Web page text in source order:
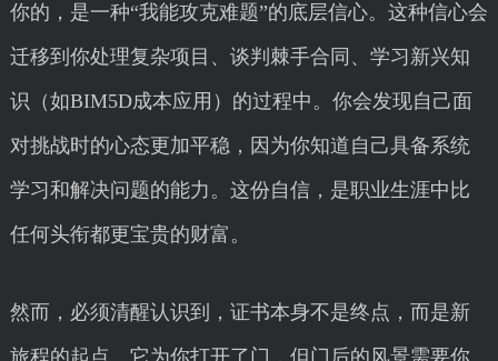
你的，是一种“我能攻克难题”的底层信心。这种信心会
迁移到你处理复杂项目、谈判棘手合同、学习新兴知
识（如BIM5D成本应用）的过程中。你会发现自己面
对挑战时的心态更加平稳，因为你知道自己具备系统
学习和解决问题的能力。这份自信，是职业生涯中比
任何头衔都更宝贵的财富。
然而，必须清醒认识到，证书本身不是终点，而是新
旅程的起点。它为你打开了门，但门后的风景需要你